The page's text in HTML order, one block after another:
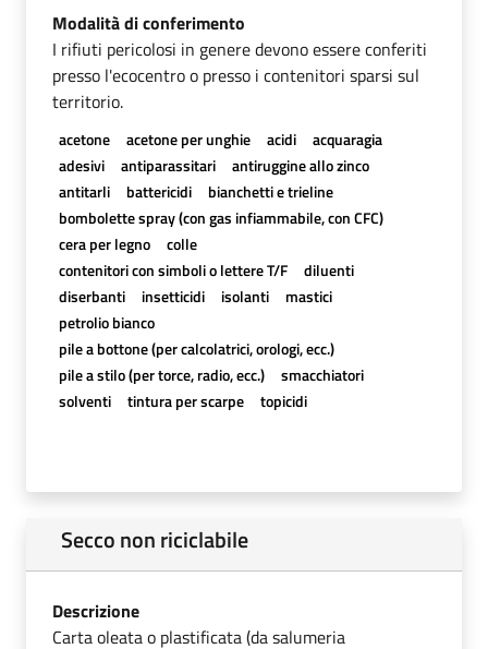
Modalità di conferimento
I rifiuti pericolosi in genere devono essere conferiti
presso l'ecocentro o presso i contenitori sparsi sul
territorio.
acetone acetone per unghie acidi
acquaragia
adesivi
antiparassitari
antiruggine allo zinco
antitarli
battericidi
bianchetti e trieline
bombolette spray (con gas infiammabile, con CFC)
cera per legno
colle
contenitori con simboli o lettere T/F
diluenti
diserbanti
insetticidi isolanti
mastici
petrolio bianco
pile a bottone (per calcolatrici, orologi, ecc.)
pile a stilo (per torce, radio, ecc.)
smacchiatori
solventi
tintura per scarpe topicidi
Secco non riciclabile
Descrizione
Carta oleata o plastificata (da salumeria